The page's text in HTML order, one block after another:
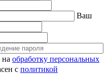
Ваш
на обработку персональных
с политикой